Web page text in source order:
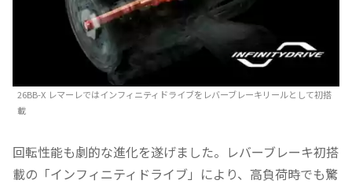
26BB-X レマーレではインフィニティドライブをレバーブレーキリールとして初搭
載
回転性能も劇的な進化を遂げました。レバーブレーキ初搭
載の「インフィニティドライブ」により、高負荷時でも驚